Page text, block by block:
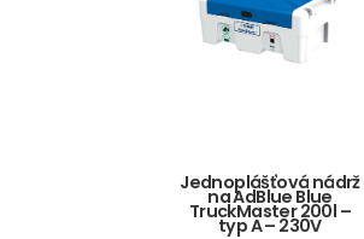
Jednoplášťová nádrž
na AdBlue Blue
TruckMaster 200l –
typ A – 230V